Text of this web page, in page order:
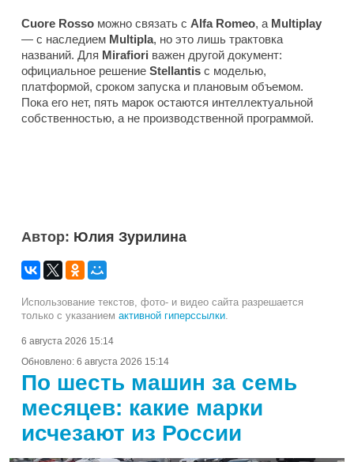
Cuore Rosso можно связать с Alfa Romeo, а Multiplay
— с наследием Multipla, но это лишь трактовка
названий. Для Mirafiori важен другой документ:
официальное решение Stellantis с моделью,
платформой, сроком запуска и плановым объемом.
Пока его нет, пять марок остаются интеллектуальной
собственностью, а не производственной программой.
Автор: Юлия Зурилина
Использование текстов, фото- и видео сайта разрешается
только с указанием активной гиперссылки
6 августа 2026 15:14
Обновлено: 6 августа 2026 15:14
По шесть машин за семь
месяцев: какие марки
исчезают из России